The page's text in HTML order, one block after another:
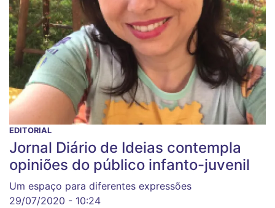
EDITORIAL
Jornal Diário de Ideias contempla
opiniões do público infanto-juvenil
Um espaço para diferentes expressões
29/07/2020 - 10:24